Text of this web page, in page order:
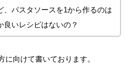
、パスタソースを1から作るのは
良いレシピはないの？
向けて書いております。